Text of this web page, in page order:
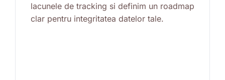
lacunele de tracking si definim un roadmap
clar pentru integritatea datelor tale.